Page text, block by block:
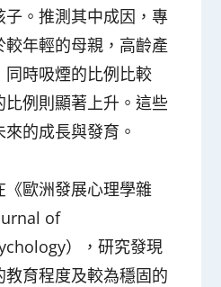
。推測其中成因，專
年輕的母親，高齡產
時吸煙的比例比較
例則顯著上升。這些
的成長與發育。
歐洲發展心理學雜
of
），研究發現
育程度及較為穩固的